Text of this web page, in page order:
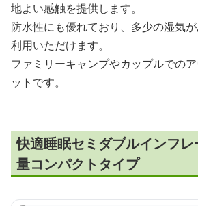
地よい感触を提供します。
防水性にも優れており、多少の湿気
利用いただけます。
ファミリーキャンプやカップルでの
ットです。
快適睡眠セミダブルインフ
量コンパクトタイプ